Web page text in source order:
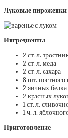
Луковые пироженки
Ингредиенты
2 ст. л.
2 ст. л. меда
2 ст. л. сахара
8 шт. постного
2 яичных белка
2 красных
1 ст. л.
1 ч. л.
Приготовление